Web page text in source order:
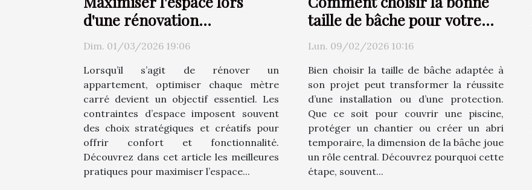
d'une rénovation
d'appartement ?
Dim. 01/03/2026 19:06
Lorsqu’il s’agit de rénover un
appartement, optimiser chaque mètre
carré devient un objectif essentiel. Les
contraintes d’espace imposent souvent
des choix stratégiques et créatifs pour
offrir confort et fonctionnalité.
Découvrez dans cet article les meilleures
pratiques pour maximiser l’espace...
taille de bâche pour votre
projet ?
Lun. 09/02/2026 10:16
Bien choisir la taille de bâche adaptée à
son projet peut transformer la réussite
d’une installation ou d’une protection.
Que ce soit pour couvrir une piscine,
protéger un chantier ou créer un abri
temporaire, la dimension de la bâche joue
un rôle central. Découvrez pourquoi cette
étape, souvent...